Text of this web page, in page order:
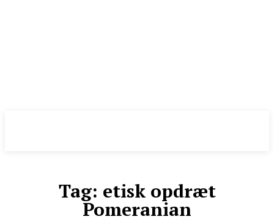
Tag: etisk opdræt
Pomeranian